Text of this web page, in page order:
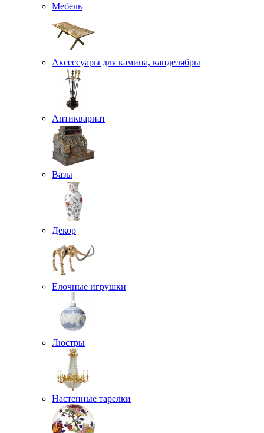
Мебель
Аксессуары для камина, канделябры
Антиквариат
Вазы
Декор
Елочные игрушки
Люстры
Настенные тарелки